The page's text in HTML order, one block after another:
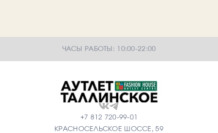
ЧАСЫ РАБОТЫ: 10:00-22:00
+7 812 720-99-01
КРАСНОСЕЛЬСКОЕ ШОССЕ, 59